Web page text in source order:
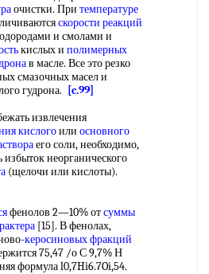
очистки. При температуре
скорости реакций
и смолами и
кислых и полимерных
в масле. Все это резко
смазочных масел и
гудрона.
[c.99]
извлечения
кислогоили основного
его соли, необходимо,
неорганического
(щелочи или кислоты).
фенолов 2—10% отсуммы
[15]. В фенолах,
керосиновых фракций
75,47 /о С 9,7% Н
формула l0,7Hi6.7Oi,54.